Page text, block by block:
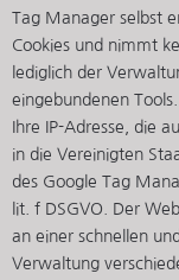
Tag Manager selbst
Cookies und nimmt
lediglich der
eingebundenen
Ihre IP-Adresse, die
in die Vereinigten
des Google Tag
lit. f DSGVO. Der
an einer schnellen
Verwaltung